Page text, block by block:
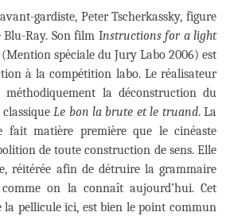
gardiste, Peter Tscherkassky, figure
Blu-Ray. Son film Instructions for a light
spéciale du Jury Labo 2006) est
à la compétition labo. Le réalisateur
méthodiquement la déconstruction du
classiqueLe bon la brute et le truand. La
fait matière première que le cinéaste
de toute construction de sens. Elle
réitérée afin de détruire la grammaire
comme on la connaît aujourd’hui. Cet
pellicule ici, est bien le point commun